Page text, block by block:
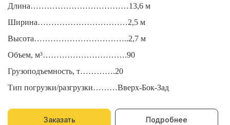
Длина………………………………13,6 м
Ширина……………………………2,5 м
Высота……………………………..2,7 м
Объем, м³………………………….90
Грузоподъемность, т………….20
Тип погрузки/разгрузки………Вверх-Бок-Зад
Заказать Подробнее